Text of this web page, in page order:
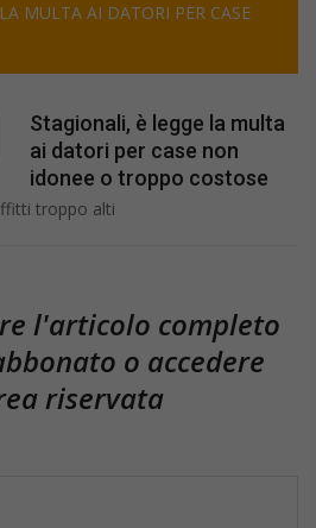
MULTA AI DATORI PER CASE
Stagionali, è legge la multa
ai datori per case non
idonee o troppo costose
troppo alti
l'articolo completo
o accedere
riservata